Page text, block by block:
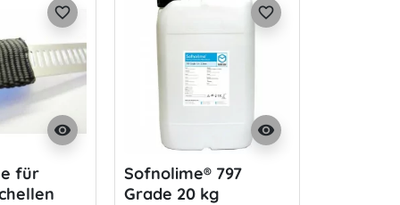
visibility
favorite_border
für
visibility
favorite_border
Sofnolime® 797
Grade 20 kg